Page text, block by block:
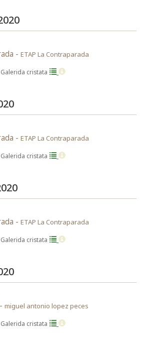
- ETAP La Contraparada
Galerida cristata
- ETAP La Contraparada
Galerida cristata
- ETAP La Contraparada
Galerida cristata
miguel antonio lopez peces
Galerida cristata